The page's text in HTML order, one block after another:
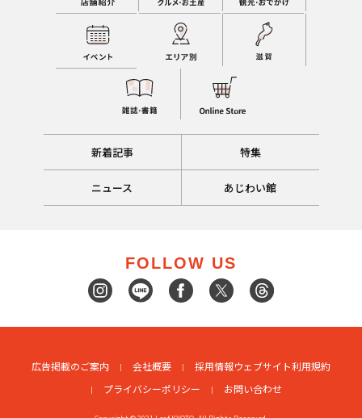
新着記事 特集
ニュース あじわい館
FOLLOW US
広告掲載のご案内 会社概要 採用情報ウェブサイト利用規約
プライバシーポリシー
お問い合わせ